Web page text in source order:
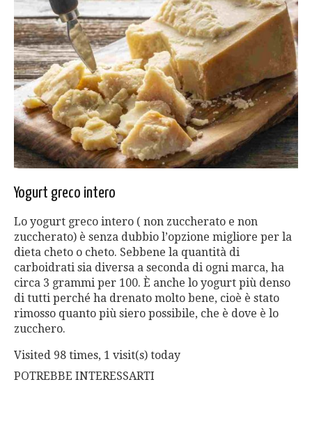
Yogurt greco intero
Lo yogurt greco intero ( non zuccherato e non
zuccherato) è senza dubbio l’opzione migliore per la
dieta cheto o cheto. Sebbene la quantità di
carboidrati sia diversa a seconda di ogni marca, ha
circa 3 grammi per 100. È anche lo yogurt più denso
di tutti perché ha drenato molto bene, cioè è stato
rimosso quanto più siero possibile, che è dove è lo
zucchero.
Visited 98 times, 1 visit(s) today
POTREBBE INTERESSARTI